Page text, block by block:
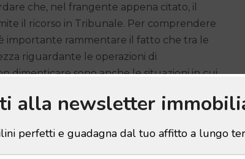
che, nel frangente appena citato, il
il ricorso in Tribunale. Per comprendere
importante rammentare il fatto che tra le
riguardante le operazioni di
dimenticare sono anche le situazioni in cui
casi da considerare
alla newsletter
perfetti e guadagna dal tuo affitto a lungo